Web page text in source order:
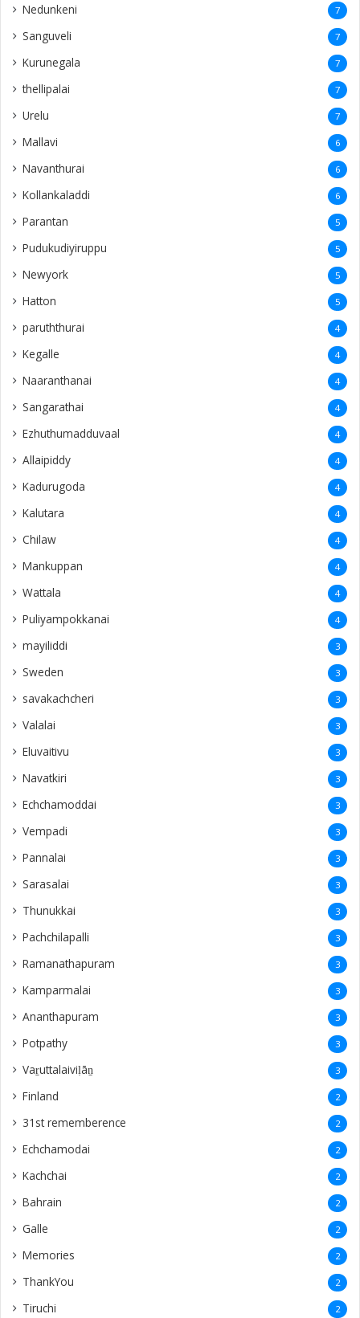
Nedunkeni 7
Sanguveli 7
Kurunegala 7
thellipalai 7
Urelu 7
Mallavi 6
Navanthurai 6
Kollankaladdi 6
Parantan 5
Pudukudiyiruppu 5
Newyork 5
Hatton 5
paruththurai 4
Kegalle 4
Naaranthanai 4
Sangarathai 4
Ezhuthumadduvaal 4
Allaipiddy 4
Kadurugoda 4
Kalutara 4
Chilaw 4
Mankuppan 4
Wattala 4
Puliyampokkanai 4
mayiliddi 3
Sweden 3
savakachcheri 3
Valalai 3
Eluvaitivu 3
Navatkiri 3
Echchamoddai 3
Vempadi 3
Pannalai 3
Sarasalai 3
Thunukkai 3
Pachchilapalli 3
Ramanathapuram 3
Kamparmalai 3
Ananthapuram 3
‎Potpathy 3
Vaṟuttalaiviḷāṉ 3
Finland 2
31st rememberence 2
Echchamodai 2
Kachchai 2
Bahrain 2
Galle 2
Memories 2
ThankYou 2
Tiruchi 2